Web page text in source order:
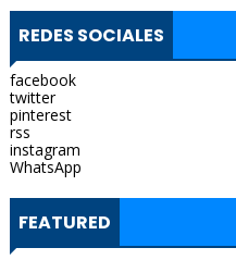
REDES SOCIALES
facebook
twitter
pinterest
rss
instagram
WhatsApp
FEATURED